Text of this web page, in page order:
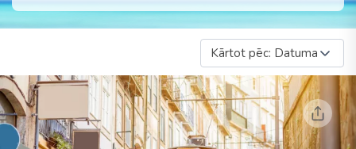
Kārtot pēc: Datuma